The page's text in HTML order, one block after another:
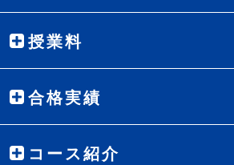
授業料
合格実績
コース紹介